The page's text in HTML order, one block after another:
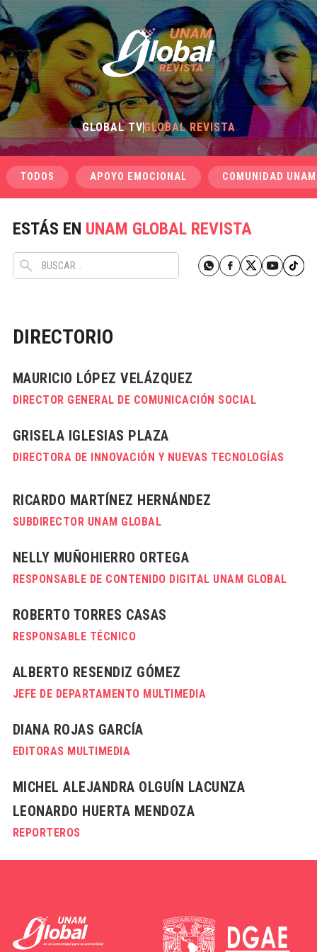
GLOBAL TVGLOBAL REVISTA
TODOS APOYO EMOCIONAL COMUNIDAD UNAM
ESTÁS EN UNAM GLOBAL REVISTA
DIRECTORIO
MAURICIO LÓPEZ VELÁZQUEZ
DIRECTOR GENERAL DE COMUNICACIÓN SOCIAL
GRISELA IGLESIAS PLAZA
DIRECTORA DE INNOVACIÓN Y NUEVAS TECNOLOGÍAS
RICARDO MARTÍNEZ HERNÁNDEZ
SUBDIRECTOR UNAM GLOBAL
NELLY MUÑOHIERRO ORTEGA
RESPONSABLE DE CONTENIDO DIGITAL UNAM GLOBAL
ROBERTO TORRES CASAS
RESPONSABLE TÉCNICO
ALBERTO RESENDIZ GÓMEZ
JEFE DE DEPARTAMENTO MULTIMEDIA
DIANA ROJAS GARCÍA
EDITORAS MULTIMEDIA
MICHEL ALEJANDRA OLGUÍN LACUNZA
LEONARDO HUERTA MENDOZA
REPORTEROS